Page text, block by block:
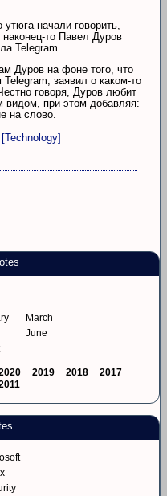
начали говорить,
то Павел Дуров
Telegram.
Дуров на фоне того, что
заявил о каком-то
говоря, Дуров любит
при этом добавляя:
на слово.
[Technology]
March
June
2019 2018
2017